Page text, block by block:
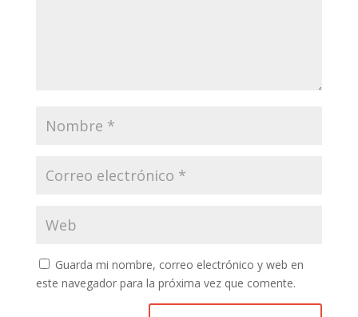
Guarda mi nombre, correo electrónico y web en
este navegador para la próxima vez que comente.